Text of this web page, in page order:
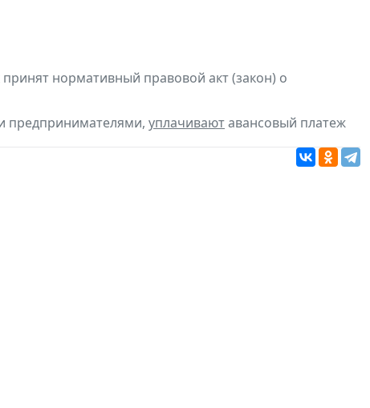
нормативный правовой акт (закон) о
предпринимателями, уплачиваютавансовый платеж